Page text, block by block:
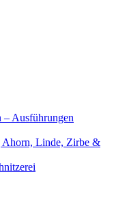
Ausführungen
Ahorn, Linde, Zirbe &